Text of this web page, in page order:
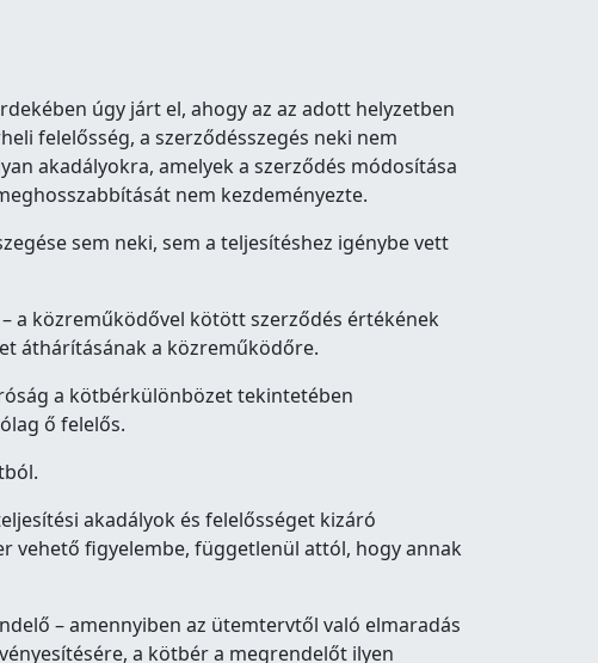
úgy járt el, ahogy az az adott helyzetben
felelősség, a szerződésszegés neki nem
akadályokra, amelyek a szerződés módosítása
nem kezdeményezte.
sem neki, sem a teljesítéshez igénybe vett
a közreműködővel kötött szerződés értékének
áthárításának a közreműködőre.
a kötbérkülönbözet tekintetében
ő felelős.
akadályok és felelősséget kizáró
vehető figyelembe, függetlenül attól, hogy annak
– amennyiben az ütemtervtől való elmaradás
a kötbér a megrendelőt ilyen